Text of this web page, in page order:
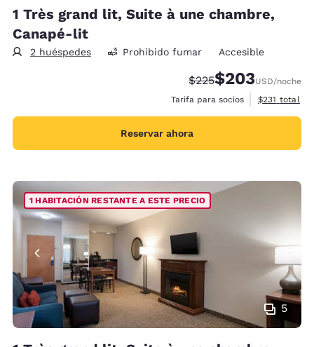
1 Très grand lit, Suite à une chambre,
Canapé-lit
2 huéspedes Prohibido fumar Accesible
Precio tachado:
$225Precio con
$203USD/noche
Tarifa para socios
Ver detalles
$231 total
Reservar ahora
5
1 HABITACIÓN RESTANTE A ESTE PRECIO